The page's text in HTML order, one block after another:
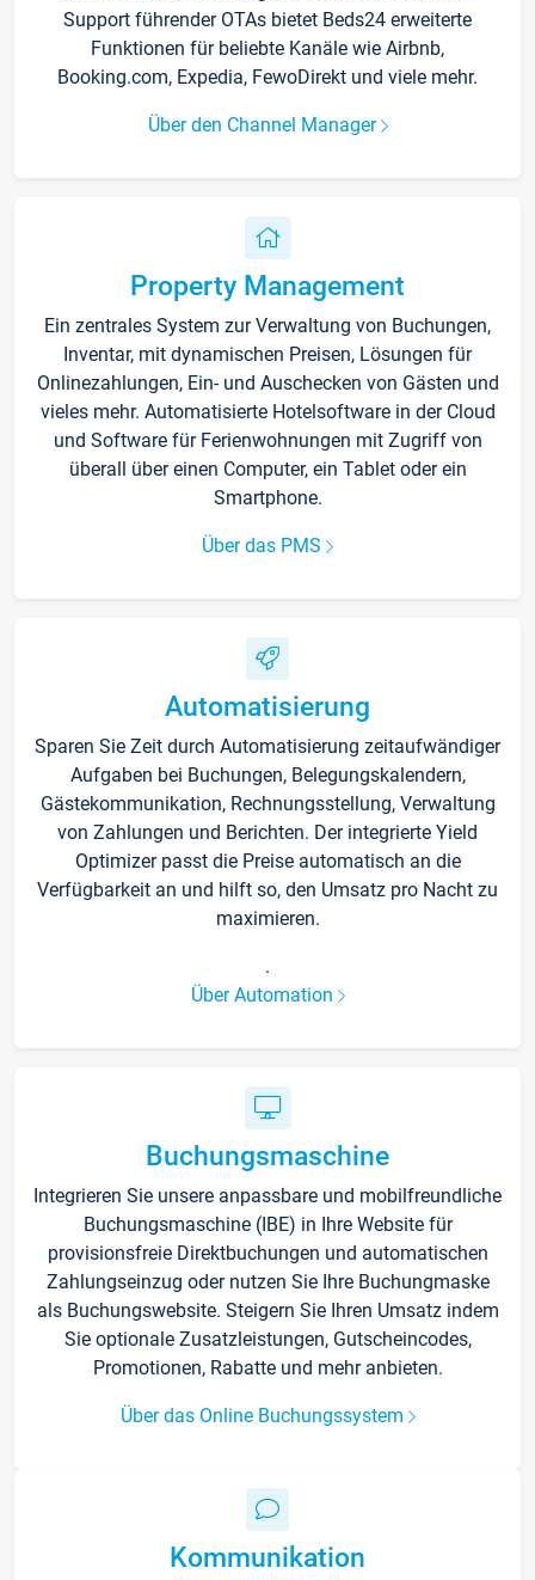
Support führender OTAs bietet Beds24 erweiterte
Funktionen für beliebte Kanäle wie Airbnb,
Booking.com, Expedia, FewoDirekt und viele mehr.
Über den Channel Manager
Property Management
Ein zentrales System zur Verwaltung von Buchungen,
Inventar, mit dynamischen Preisen, Lösungen für
Onlinezahlungen, Ein- und Auschecken von Gästen und
vieles mehr. Automatisierte Hotelsoftware in der Cloud
und Software für Ferienwohnungen mit Zugriff von
überall über einen Computer, ein Tablet oder ein
Smartphone.
Über das PMS
Automatisierung
Sparen Sie Zeit durch Automatisierung zeitaufwändiger
Aufgaben bei Buchungen, Belegungskalendern,
Gästekommunikation, Rechnungsstellung, Verwaltung
von Zahlungen und Berichten. Der integrierte Yield
Optimizer passt die Preise automatisch an die
Verfügbarkeit an und hilft so, den Umsatz pro Nacht zu
maximieren.
.
Über Automation
Buchungsmaschine
Integrieren Sie unsere anpassbare und mobilfreundliche
Buchungsmaschine (IBE) in Ihre Website für
provisionsfreie Direktbuchungen und automatischen
Zahlungseinzug oder nutzen Sie Ihre Buchungmaske
als Buchungswebsite. Steigern Sie Ihren Umsatz indem
Sie optionale Zusatzleistungen, Gutscheincodes,
Promotionen, Rabatte und mehr anbieten.
Über das Online Buchungssystem
Kommunikation